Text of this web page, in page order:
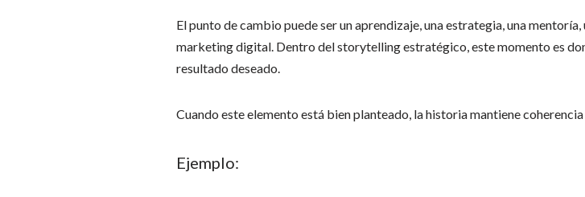
El punto de cambio puede ser un aprendizaje, una estrategia, una
marketing digital. Dentro del storytelling estratégico, este momento es
resultado deseado.
Cuando este elemento está bien planteado, la historia mantiene
Ejemplo: